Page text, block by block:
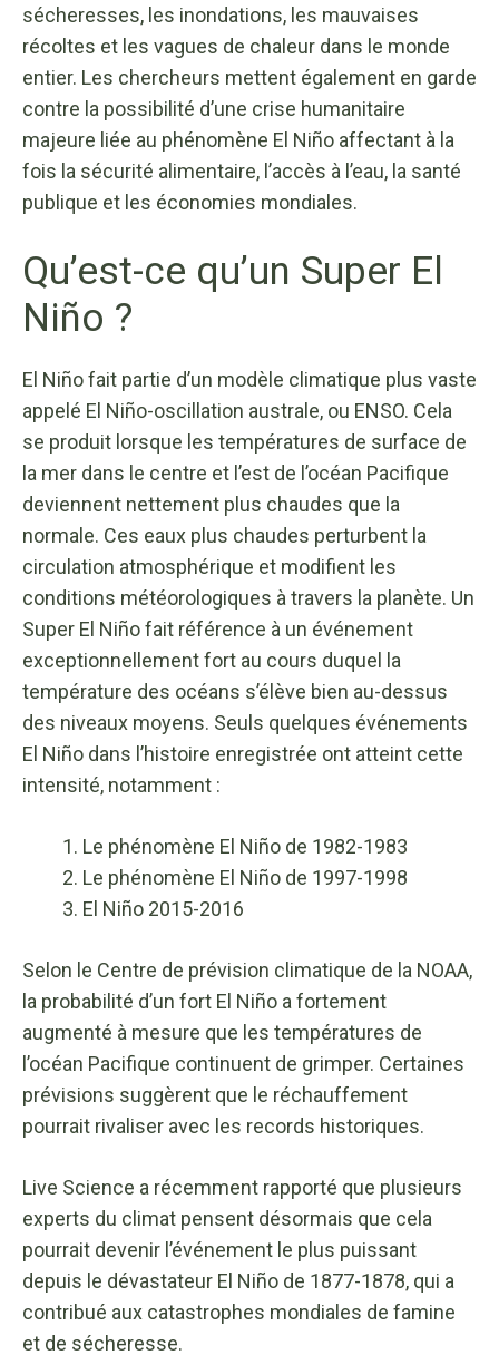
sécheresses, les inondations, les mauvaises
récoltes et les vagues de chaleur dans le monde
entier. Les chercheurs mettent également en garde
contre la possibilité d’une crise humanitaire
majeure liée au phénomène El Niño affectant à la
fois la sécurité alimentaire, l’accès à l’eau, la santé
publique et les économies mondiales.
Qu’est-ce qu’un Super El
Niño ?
El Niño fait partie d’un modèle climatique plus vaste
appelé El Niño-oscillation australe, ou ENSO. Cela
se produit lorsque les températures de surface de
la mer dans le centre et l’est de l’océan Pacifique
deviennent nettement plus chaudes que la
normale. Ces eaux plus chaudes perturbent la
circulation atmosphérique et modifient les
conditions météorologiques à travers la planète. Un
Super El Niño fait référence à un événement
exceptionnellement fort au cours duquel la
température des océans s’élève bien au-dessus
des niveaux moyens. Seuls quelques événements
El Niño dans l’histoire enregistrée ont atteint cette
intensité, notamment :
Le phénomène El Niño de 1982-1983
Le phénomène El Niño de 1997-1998
El Niño 2015-2016
Selon le Centre de prévision climatique de la NOAA,
la probabilité d’un fort El Niño a fortement
augmenté à mesure que les températures de
l’océan Pacifique continuent de grimper. Certaines
prévisions suggèrent que le réchauffement
pourrait rivaliser avec les records historiques.
Live Science a récemment rapporté que plusieurs
experts du climat pensent désormais que cela
pourrait devenir l’événement le plus puissant
depuis le dévastateur El Niño de 1877-1878, qui a
contribué aux catastrophes mondiales de famine
et de sécheresse.